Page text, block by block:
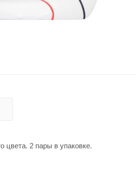
цвета. 2 пары в упаковке.